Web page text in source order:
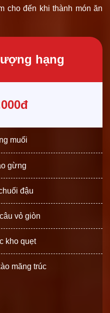
cho đến khi thành món ăn
hạng
muối
gừng
đậu
vỏ giòn
kho quẹt
măng trúc